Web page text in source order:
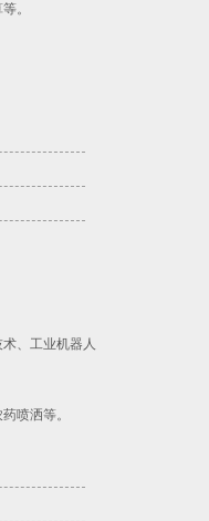
。
、工业机器人
喷洒等。